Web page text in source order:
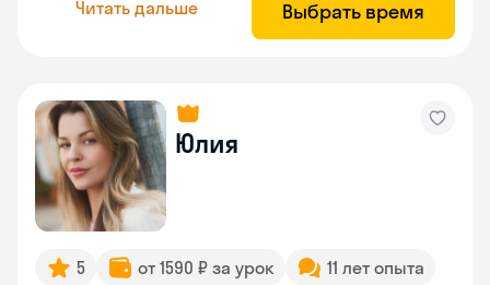
Читать дальше Выбрать время
Юлия
5 от 1590 ₽ за урок
11 лет опыта